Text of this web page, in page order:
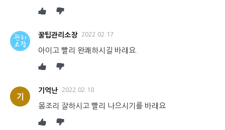
꿀팁관리소장 2022.02.17
아이고 빨리 완쾌하시길 바래요.
기
기억난 2022.02.18
몸조리 잘하시고 빨리 나으시기를 바래요